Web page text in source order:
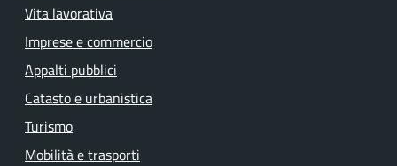
Vita lavorativa
Imprese e commercio
Appalti pubblici
Catasto e urbanistica
Turismo
Mobilità e trasporti